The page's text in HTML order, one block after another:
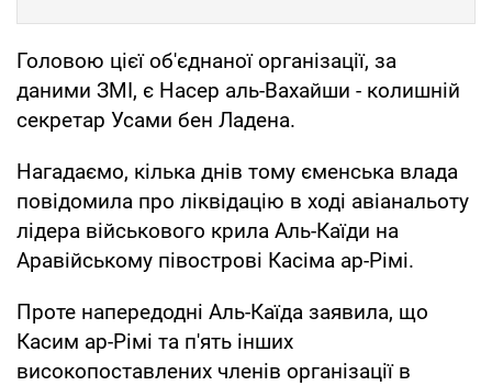
Головою цієї об'єднаної організації, за
даними ЗМІ, є Насер аль-Вахайши - колишній
секретар Усами бен Ладена.
Нагадаємо, кілька днів тому єменська влада
повідомила про ліквідацію в ході авіанальоту
лідера військового крила Аль-Каїди на
Аравійському півострові Касіма ар-Рімі.
Проте напередодні Аль-Каїда заявила, що
Касим ар-Рімі та п'ять інших
високопоставлених членів організації в